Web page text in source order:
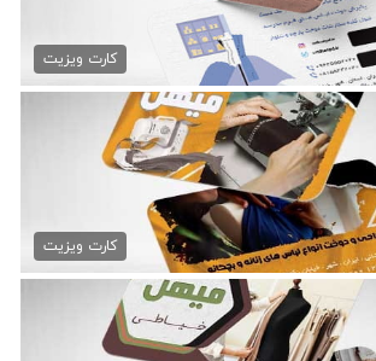
دانلود کارت ویزیت خیاطی
79,000 تومان
کارت ویزیت
طرح کارت ویزیت خیاطی
79,000 تومان
کارت ویزیت